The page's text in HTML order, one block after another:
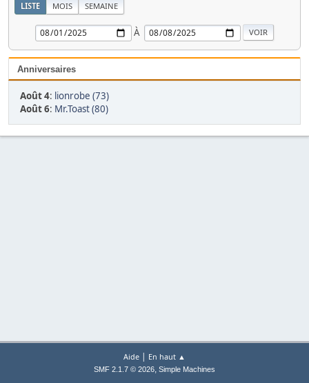
LISTE MOIS SEMAINE
À
Anniversaires
Août 4: lionrobe (73)
Août 6: Mr.Toast (80)
Aide | En haut ▲
SMF 2.1.7 © 2026, Simple Machines